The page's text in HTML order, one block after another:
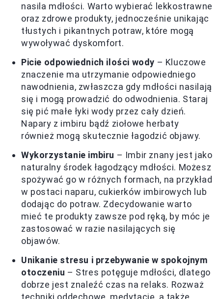
nasila mdłości. Warto wybierać lekkostrawne
oraz zdrowe produkty, jednocześnie unikając
tłustych i pikantnych potraw, które mogą
wywoływać dyskomfort.
Picie odpowiednich ilości wody – Kluczowe
znaczenie ma utrzymanie odpowiedniego
nawodnienia, zwłaszcza gdy mdłości nasilają
się i mogą prowadzić do odwodnienia. Staraj
się pić małe łyki wody przez cały dzień.
Napary z imbiru bądź ziołowe herbaty
również mogą skutecznie łagodzić objawy.
Wykorzystanie imbiru – Imbir znany jest jako
naturalny środek łagodzący mdłości. Możesz
spożywać go w różnych formach, na przykład
w postaci naparu, cukierków imbirowych lub
dodając do potraw. Zdecydowanie warto
mieć te produkty zawsze pod ręką, by móc je
zastosować w razie nasilających się
objawów.
Unikanie stresu i przebywanie w spokojnym
otoczeniu – Stres potęguje mdłości, dlatego
dobrze jest znaleźć czas na relaks. Rozważ
techniki oddechowe, medytację, a także